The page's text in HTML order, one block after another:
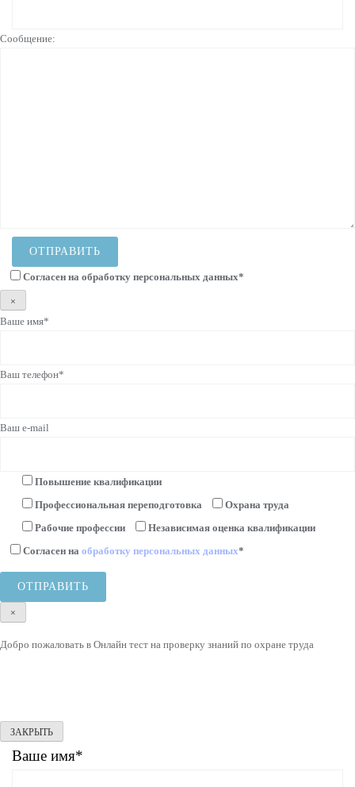
Сообщение:
Согласен на обработку персональных данных*
×
Ваше имя*
Ваш телефон*
Ваш e-mail
Повышение квалификации
Профессиональная переподготовка
Охрана труда
Рабочие профессии
Независимая оценка квалификации
Согласен на обработку персональных данных*
×
Добро пожаловать в Онлайн тест на проверку знаний по охране труда
ЗАКРЫТЬ
Ваше имя*